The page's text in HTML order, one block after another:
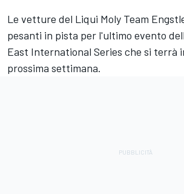
Le vetture del Liqui Moly Team
pesanti in pista per l'ultimo evento
East International Series che si terrà
prossima settimana.